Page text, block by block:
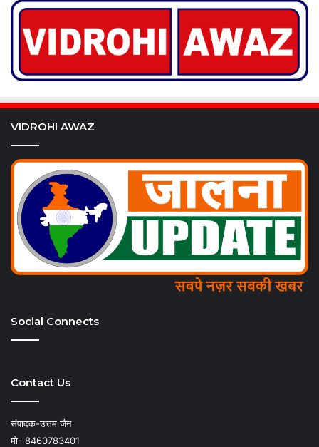
VIDROHI AWAZ
Social Connects
Contact Us
संपादक-उत्तम जैन
मो- 8460783401